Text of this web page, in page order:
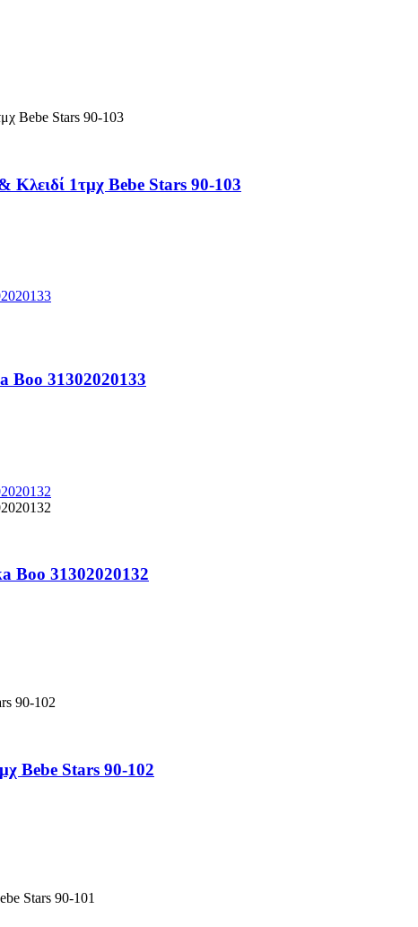
Κλειδί 1τμχ Bebe Stars 90-103
Boo 31302020133
Boo 31302020132
Bebe Stars 90-102